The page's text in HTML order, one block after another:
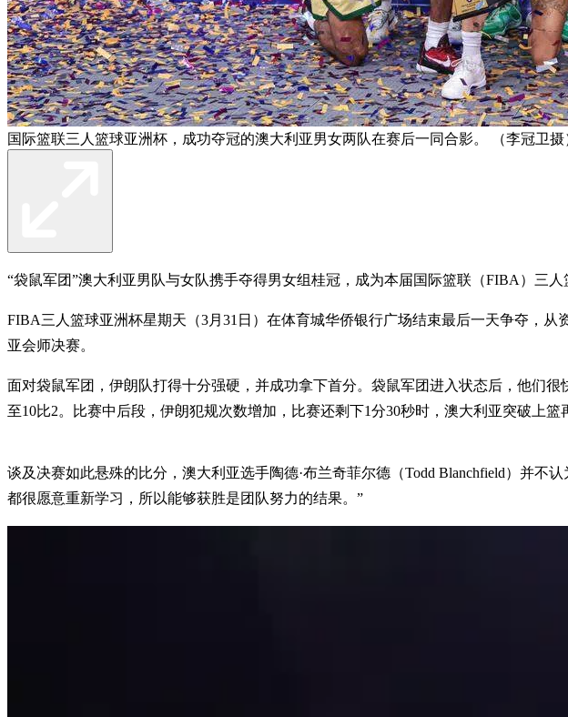
国际篮联三人篮球亚洲杯，成功夺冠的澳大利亚男女两队在赛后一同合影。 （李冠卫摄
“袋鼠军团”澳大利亚男队与女队携手夺得男女组桂冠，成为本届国际篮联（FIBA）三
FIBA三人篮球亚洲杯星期天（3月31日）在体育城华侨银行广场结束最后一天争夺，
亚会师决赛。
面对袋鼠军团，伊朗队打得十分强硬，并成功拿下首分。袋鼠军团进入状态后，他们
至10比2。比赛中后段，伊朗犯规次数增加，比赛还剩下1分30秒时，澳大利亚突破上
谈及决赛如此悬殊的比分，澳大利亚选手陶德·布兰奇菲尔德（Todd Blanchfield）并
都很愿意重新学习，所以能够获胜是团队努力的结果。”